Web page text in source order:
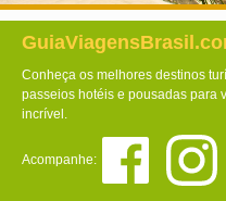
Conheça os melhores destinos
passeios hotéis e pousadas para
incrível.
Acompanhe: